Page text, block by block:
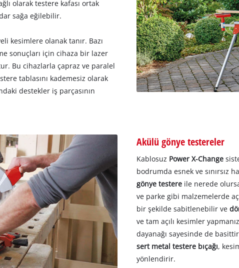
olarak testere kafası ortak
sağa eğilebilir.
kesimlere olanak tanır. Bazı
sonuçları için cihaza bir lazer
Bu cihazlarla çapraz ve paralel
tablasını kademesiz olarak
destekler iş parçasının
Akülü gönye testereler
Kablosuz Power X-Change
bodrumda esnek ve sınırsız
gönye testere ile nerede
ve parke gibi malzemelerde
bir şekilde sabitlenebilir ve
ve tam açılı kesimler
dayanağı sayesinde de
sert metal testere bıçağı,
yönlendirir.